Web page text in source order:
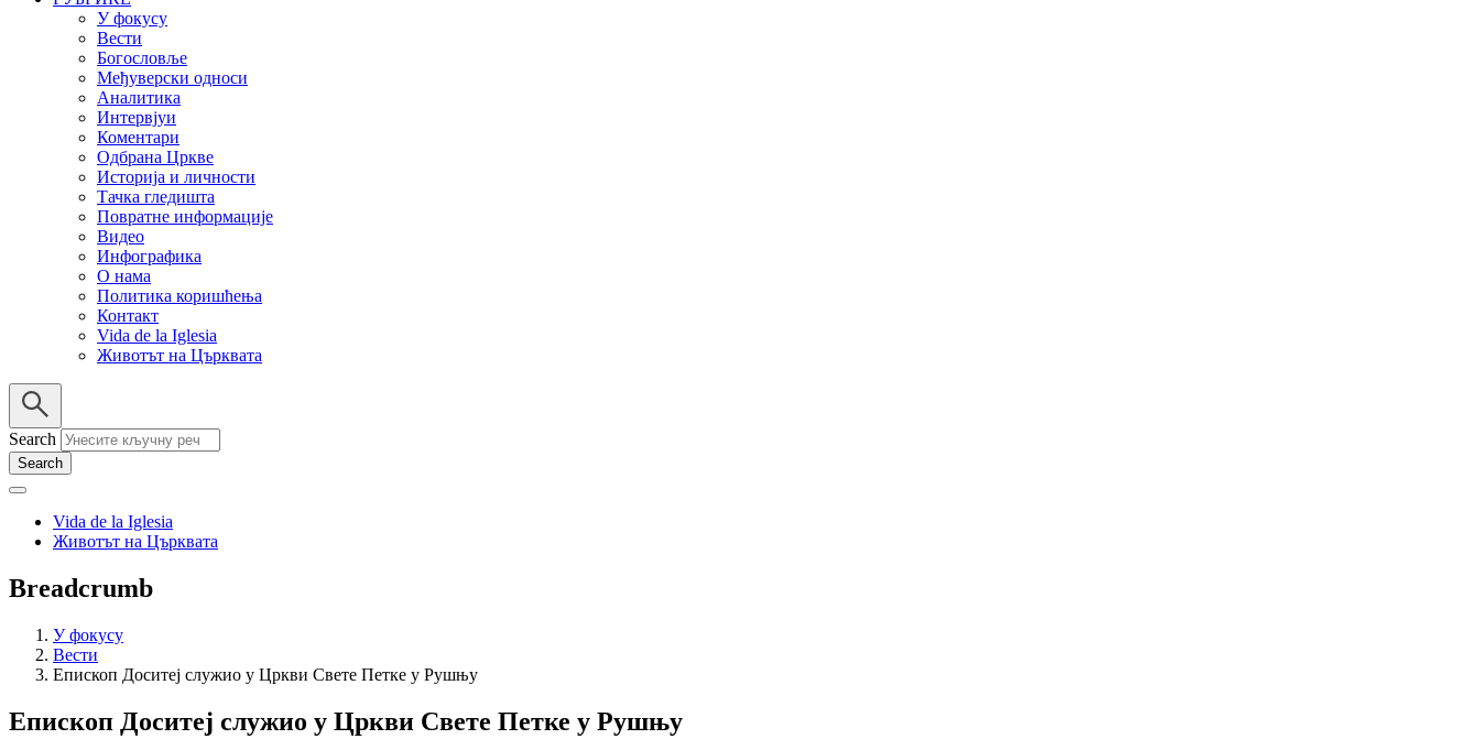
У фокусу
Вести
Богословље
Међуверски односи
Аналитика
Интервјуи
Коментари
Одбрана Цркве
Историја и личности
Тачка гледишта
Повратне информације
Видео
Инфографика
О нама
Политика коришћења
Контакт
Vida de la Iglesia
Животът на Църквата
Search
Vida de la Iglesia
Животът на Църквата
Breadcrumb
У фокусу
Вести
Епископ Доситеј служио у Цркви Свете Петке у Рушњу
Епископ Доситеј служио у Цркви Свете Петке у Рушњу